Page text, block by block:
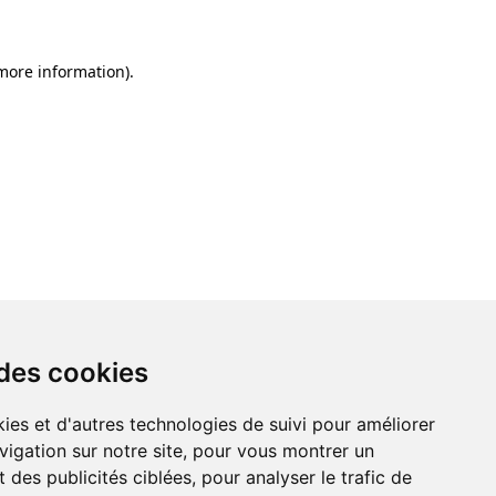
cookies
et d'autres technologies de suivi pour améliorer
sur notre site, pour vous montrer un
des publicités ciblées, pour analyser le trafic de
information).